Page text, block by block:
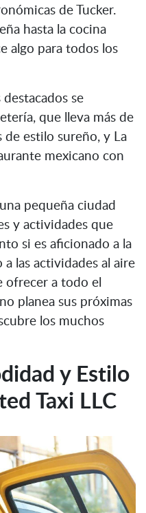
de Tucker.
hasta la cocina
algo para todos los
se
que lleva más de
estilo sureño, y La
mexicano con
pequeña ciudad
y actividades que
si es aficionado a la
las actividades al aire
ofrecer a todo el
planea sus próximas
los muchos
y Estilo
Taxi LLC